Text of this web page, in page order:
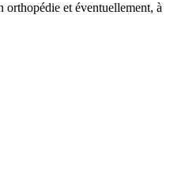
orthopédie et éventuellement, à